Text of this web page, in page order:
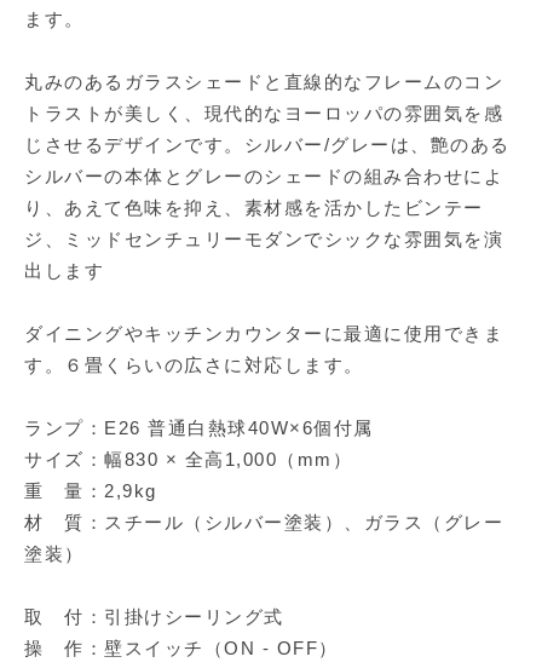
ます。
丸みのあるガラスシェードと直線的なフレームのコン
トラストが美しく、現代的なヨーロッパの雰囲気を感
じさせるデザインです。シルバー/グレーは、艶のある
シルバーの本体とグレーのシェードの組み合わせによ
り、あえて色味を抑え、素材感を活かしたビンテー
ジ、ミッドセンチュリーモダンでシックな雰囲気を演
出します
ダイニングやキッチンカウンターに最適に使用できま
す。６畳くらいの広さに対応します。
ランプ：E26 普通白熱球40W×6個付属
サイズ：幅830 × 全高1,000（mm）
重 量：2,9kg
材 質：スチール（シルバー塗装）、ガラス（グレー
塗装）
取 付：引掛けシーリング式
操 作：壁スイッチ（ON - OFF）